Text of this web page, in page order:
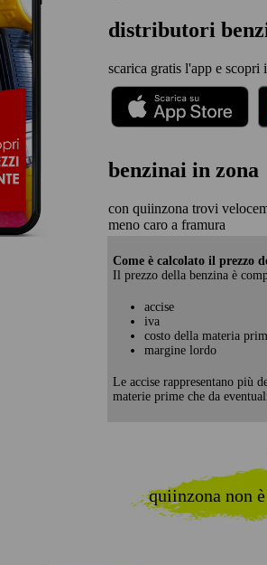
distributori
scarica gratis l'app e
benzinai in zona
con quiinzona trovi
meno caro a framura
Come è calcolato il prezzo
Il prezzo della benzina è
accise
iva
costo della materia
margine lordo
Le accise rappresentano più
materie prime che da
quiinzona non